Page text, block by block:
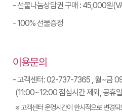
- 선물나눔상담권 구매 : 45,000원
- 100% 선물증정
이용문의
- 고객센터: 02-737-7365 , 월~금
(11:00~12:00 점심시간 제외, 공휴
※ 고객센터 운영시간이 한시적으로 변경